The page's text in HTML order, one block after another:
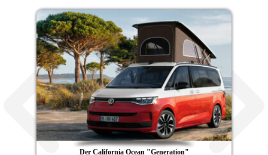
Der California Ocean "Generation"